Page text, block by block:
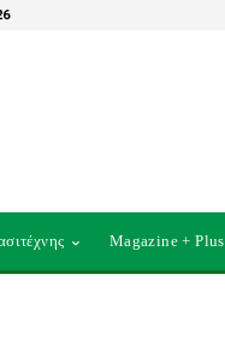
Magazine + Plus